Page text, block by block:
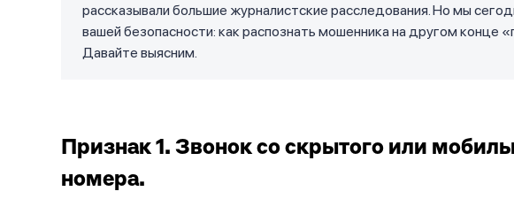
рассказывали большие журналистские расследования. Но мы
вашей безопасности: как распознать мошенника на другом конце
Давайте выясним.
Признак 1. Звонок со скрытого или
номера.